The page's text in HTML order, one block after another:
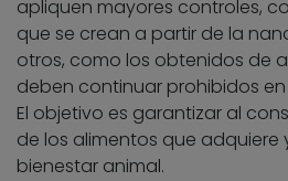
apliquen mayores controles,
que se crean a partir de la
otros, como los obtenidos de
deben continuar prohibidos
El objetivo es garantizar al
de los alimentos que adquiere
bienestar animal.